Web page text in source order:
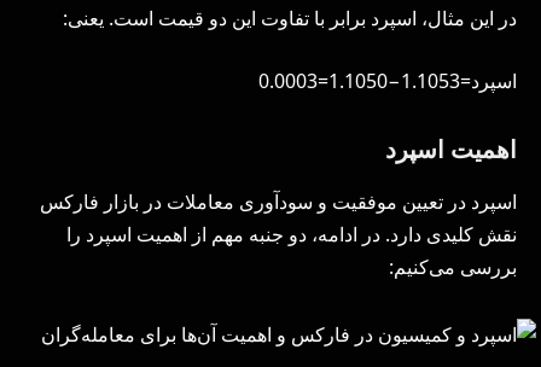
در این مثال، اسپرد برابر با تفاوت این دو قیمت است. یعنی:
اسپرد=1.1053−1.1050=0.0003
اهمیت اسپرد
اسپرد در تعیین موفقیت و سودآوری معاملات در بازار فارکس
نقش کلیدی دارد. در ادامه، دو جنبه مهم از اهمیت اسپرد را
بررسی می‌کنیم: